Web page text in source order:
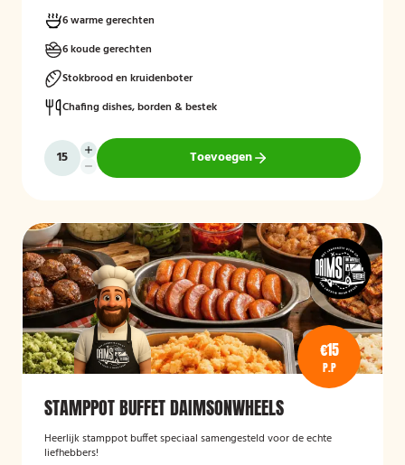
6 warme gerechten
6 koude gerechten
Stokbrood en kruidenboter
Chafing dishes, borden & bestek
Toevoegen
€15
P.P
STAMPPOT BUFFET DAIMSONWHEELS
Heerlijk stamppot buffet speciaal samengesteld voor de echte
liefhebbers!